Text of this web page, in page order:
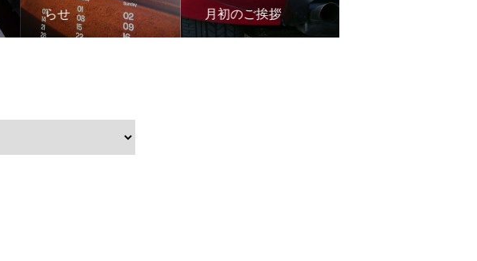
らせ
月初のご挨拶